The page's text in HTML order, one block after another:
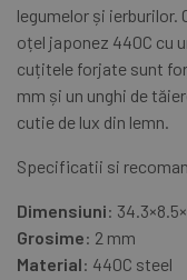
legumelor și ierburilor.
oțel japonez 440C cu
cuțitele forjate sunt
mm și un unghi de
cutie de lux din lemn.
Specificatii si
Dimensiuni:
Grosime: 2 mm
Material: 440C steel